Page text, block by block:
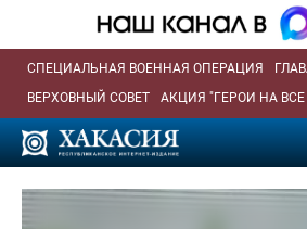
СПЕЦИАЛЬНАЯ ВОЕННАЯ ОПЕРАЦИЯ
ВЕРХОВНЫЙ СОВЕТ
АКЦИЯ "ГЕРОИ НА